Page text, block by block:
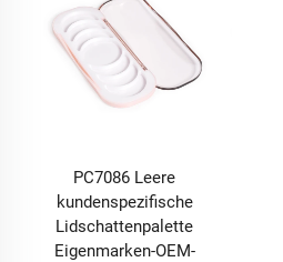
PC7086 Leere
kundenspezifische
Lidschattenpalette
Eigenmarken-OEM-